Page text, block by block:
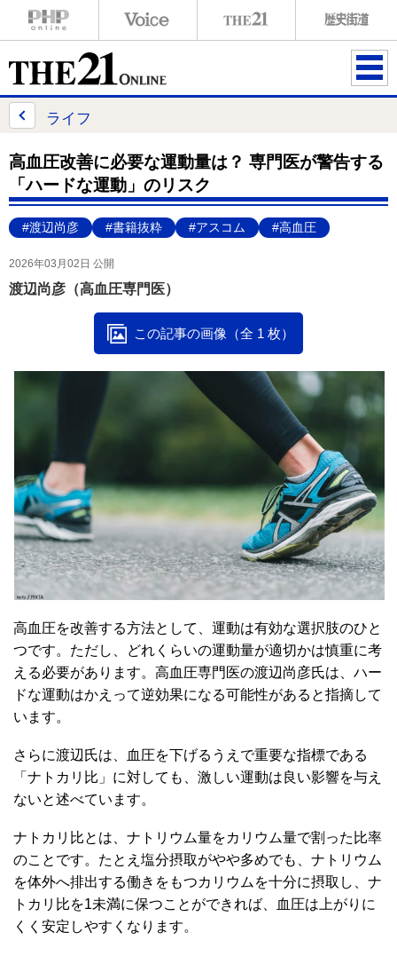
ME
ライフ
高血圧改善に必要な運動量は？ 専門医が警告する
「ハードな運動」のリスク
#渡辺尚彦 #書籍抜粋 #アスコム #高血圧
2026年03月02日 公開
渡辺尚彦（高血圧専門医）
この記事の画像（全 1 枚）
高血圧を改善する方法として、運動は有効な選択肢のひと
つです。ただし、どれくらいの運動量が適切かは慎重に考
える必要があります。高血圧専門医の渡辺尚彦氏は、ハー
ドな運動はかえって逆効果になる可能性があると指摘して
います。
さらに渡辺氏は、血圧を下げるうえで重要な指標である
「ナトカリ比」に対しても、激しい運動は良い影響を与え
ないと述べています。
ナトカリ比とは、ナトリウム量をカリウム量で割った比率
のことです。たとえ塩分摂取がやや多めでも、ナトリウム
を体外へ排出する働きをもつカリウムを十分に摂取し、ナ
トカリ比を1未満に保つことができれば、血圧は上がりに
くく安定しやすくなります。